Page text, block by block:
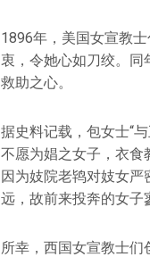
1896年，美国女宣教
衷，令她心如刀绞。
救助之心。
据史料记载，包女士“
不愿为娼之女子，衣食
因为妓院老鸨对妓女
远，故前来投奔的女子
所幸，西国女宣教士